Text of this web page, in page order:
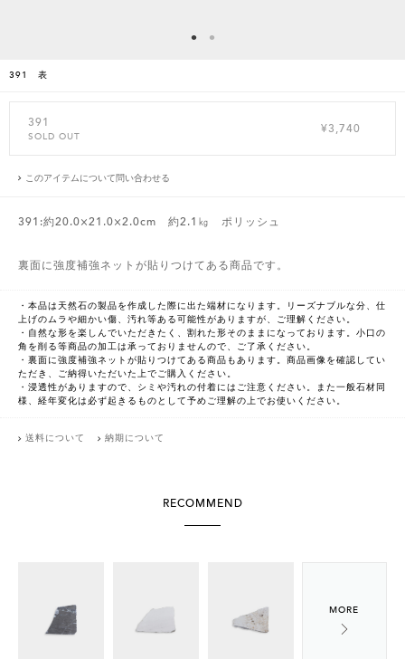
391 表
391
SOLD OUT
¥3,740
このアイテムについて問い合わせる
391:約20.0×21.0×2.0cm 約2.1㎏ ポリッシュ
裏面に強度補強ネットが貼りつけてある商品です。
・本品は天然石の製品を作成した際に出た端材になります。リーズナブルな分、仕
上げのムラや細かい傷、汚れ等ある可能性がありますが、ご理解ください。
・自然な形を楽しんでいただきたく、割れた形そのままになっております。小口の
角を削る等商品の加工は承っておりませんので、ご了承ください。
・裏面に強度補強ネットが貼りつけてある商品もあります。商品画像を確認してい
ただき、ご納得いただいた上でご購入ください。
・浸透性がありますので、シミや汚れの付着にはご注意ください。また一般石材同
様、経年変化は必ず起きるものとして予めご理解の上でお使いください。
送料について 納期について
RECOMMEND